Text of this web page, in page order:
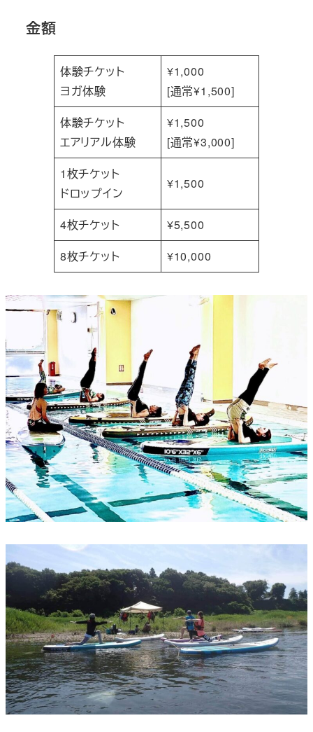
金額
体験チケット
ヨガ体験
¥1,000
[通常¥1,500]
体験チケット
エアリアル体験
¥1,500
[通常¥3,000]
1枚チケット
ドロップイン
¥1,500
4枚チケット
¥5,500
8枚チケット
¥10,000